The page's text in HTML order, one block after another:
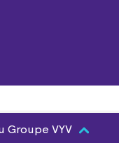
Groupe VYV